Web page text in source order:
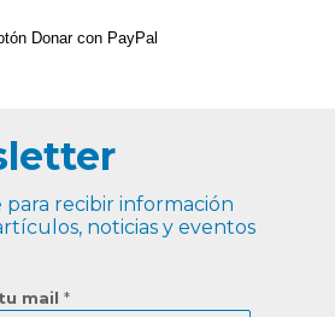
recibir información
noticias y eventos
mail *